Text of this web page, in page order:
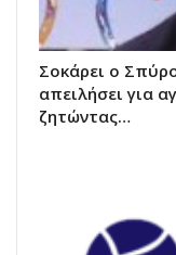
Σοκάρει ο
απειλήσει για
ζητώντας…